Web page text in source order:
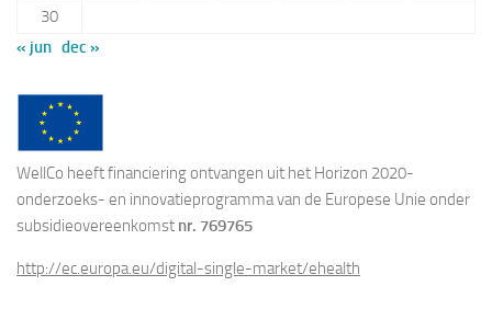
30
« jun dec »
WellCo heeft financiering ontvangen uit het Horizon 2020-
onderzoeks- en innovatieprogramma van de Europese Unie onder
subsidieovereenkomst nr. 769765
http://ec.europa.eu/digital-single-market/ehealth